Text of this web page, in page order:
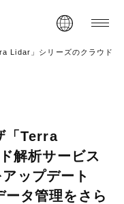
Lidar」シリーズのクラウド
「Terra
解析サービス
ップデート
タ管理をさら